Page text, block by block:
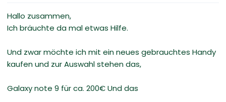
m
Hallo zusammen,
Ich bräuchte da mal etwas Hilfe.
Und zwar möchte ich mit ein neues gebrauchtes Handy
kaufen und zur Auswahl stehen das,
Galaxy note 9 für ca. 200€ Und das